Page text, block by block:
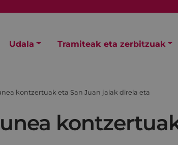
Udala Tramiteak eta zerbitzuak
kontzertuak eta San Juan jaiak direla eta